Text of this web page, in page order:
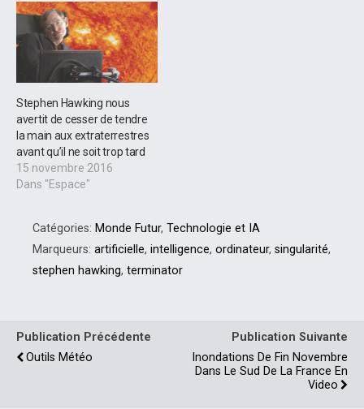
Stephen Hawking nous
avertit de cesser de tendre
la main aux extraterrestres
avant qu’il ne soit trop tard
15 novembre 2016
Dans "Espace"
Catégories: Monde Futur, Technologie et IA
Marqueurs: artificielle, intelligence, ordinateur, singularité,
stephen hawking, terminator
Publication Précédente
Outils Météo
Publication Suivante
Inondations De Fin Novembre
Dans Le Sud De La France En
Video